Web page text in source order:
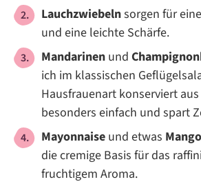
Lauchzwiebelnsorgen für
und eine leichte Schärfe.
Mandarinen und
ich im klassischen
Hausfrauenart konserviert
besonders einfach und spart
Mayonnaise und etwas
die cremige Basis für das
fruchtigem Aroma.